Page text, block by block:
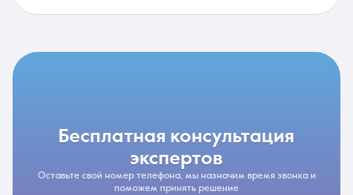
бесплатная консультация
экспертов
Оставьте свой номер телефона, мы назначим время звонка и
поможем принять решение